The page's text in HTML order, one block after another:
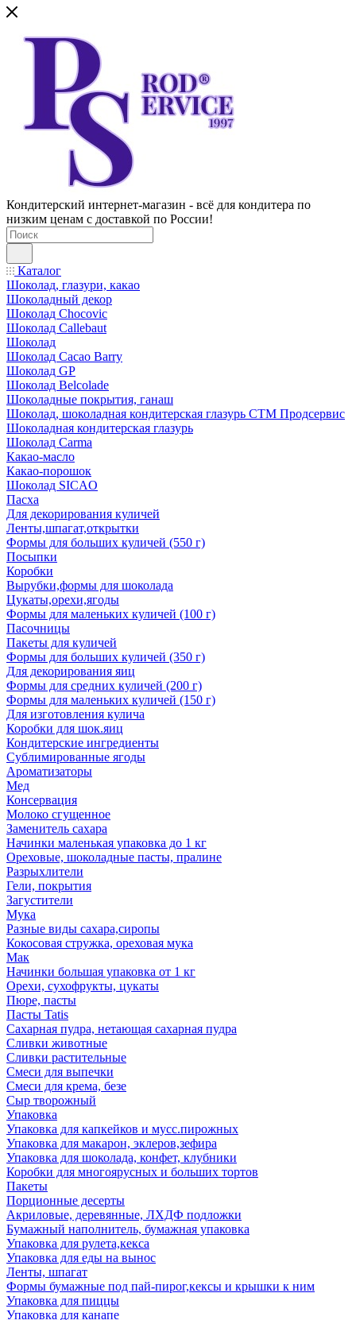
Кондитерский интернет-магазин - всё для кондитера по
низким ценам с доставкой по России!
Каталог
Шоколад, глазури, какао
Шоколадный декор
Шоколад Chocovic
Шоколад Callebaut
Шоколад
Шоколад Cacao Barry
Шоколад GP
Шоколад Belcolade
Шоколадные покрытия, ганаш
Шоколад, шоколадная кондитерская глазурь СТМ Продсервис
Шоколадная кондитерская глазурь
Шоколад Carma
Какао-масло
Какао-порошок
Шоколад SICAO
Пасха
Для декорирования куличей
Ленты,шпагат,открытки
Формы для больших куличей (550 г)
Посыпки
Коробки
Вырубки,формы для шоколада
Цукаты,орехи,ягоды
Формы для маленьких куличей (100 г)
Пасочницы
Пакеты для куличей
Формы для больших куличей (350 г)
Для декорирования яиц
Формы для средних куличей (200 г)
Формы для маленьких куличей (150 г)
Для изготовления кулича
Коробки для шок.яиц
Кондитерские ингредиенты
Сублимированные ягоды
Ароматизаторы
Мед
Консервация
Молоко сгущенное
Заменитель сахара
Начинки маленькая упаковка до 1 кг
Ореховые, шоколадные пасты, пралине
Разрыхлители
Гели, покрытия
Загустители
Мука
Разные виды сахара,сиропы
Кокосовая стружка, ореховая мука
Мак
Начинки большая упаковка от 1 кг
Орехи, сухофрукты, цукаты
Пюре, пасты
Пасты Tatis
Сахарная пудра, нетающая сахарная пудра
Сливки животные
Сливки растительные
Смеси для выпечки
Смеси для крема, безе
Сыр творожный
Упаковка
Упаковка для капкейков и мусс.пирожных
Упаковка для макарон, эклеров,зефира
Упаковка для шоколада, конфет, клубники
Коробки для многоярусных и больших тортов
Пакеты
Порционные десерты
Акриловые, деревянные, ЛХДФ подложки
Бумажный наполнитель, бумажная упаковка
Упаковка для рулета,кекса
Упаковка для еды на вынос
Ленты, шпагат
Формы бумажные под пай-пирог,кексы и крышки к ним
Упаковка для пиццы
Упаковка для канапе